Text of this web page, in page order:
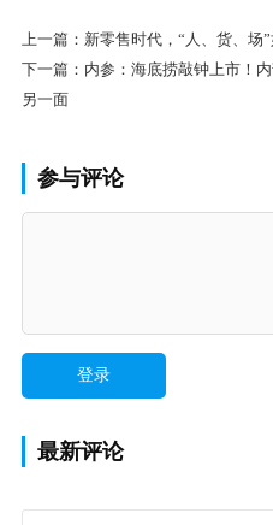
上一篇： 新零售时代，“人、货、场
下一篇： 内参：海底捞敲钟上市！
另一面
参与评论
最新评论